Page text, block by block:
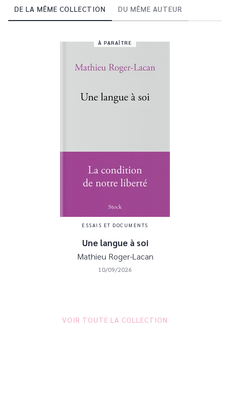
DE LA MÊME COLLECTION DU MÊME AUTEUR
À PARAÎTRE
ESSAIS ET DOCUMENTS
Une langue à soi
Mathieu Roger-Lacan
10/09/2026
VOIR TOUTE LA COLLECTION